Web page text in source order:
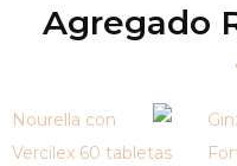
Agregado